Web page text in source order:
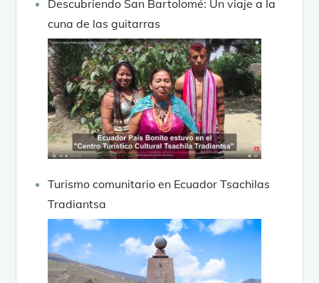
Descubriendo San Bartolomé: Un viaje a la
cuna de las guitarras
Turismo comunitario en Ecuador Tsachilas
Tradiantsa